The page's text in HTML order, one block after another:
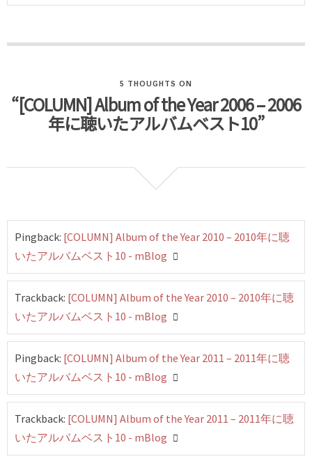
5 THOUGHTS ON
“[COLUMN] Album of the Year 2006 – 2006
年に聴いたアルバムベスト10”
Pingback: [COLUMN] Album of the Year 2010 – 2010年に聴
いたアルバムベスト10 - mBlog
Trackback: [COLUMN] Album of the Year 2010 – 2010年に聴
いたアルバムベスト10 - mBlog
Pingback: [COLUMN] Album of the Year 2011 – 2011年に聴
いたアルバムベスト10 - mBlog
Trackback: [COLUMN] Album of the Year 2011 – 2011年に聴
いたアルバムベスト10 - mBlog